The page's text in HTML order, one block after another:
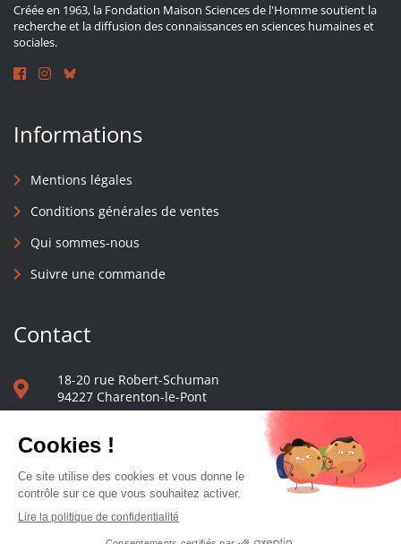
Créée en 1963, la Fondation Maison Sciences de l'Homme soutient la
recherche et la diffusion des connaissances en sciences humaines et
sociales.
Informations
Mentions légales
Conditions générales de ventes
Qui sommes-nous
Suivre une commande
Contact
18-20 rue Robert-Schuman
94227 Charenton-le-Pont